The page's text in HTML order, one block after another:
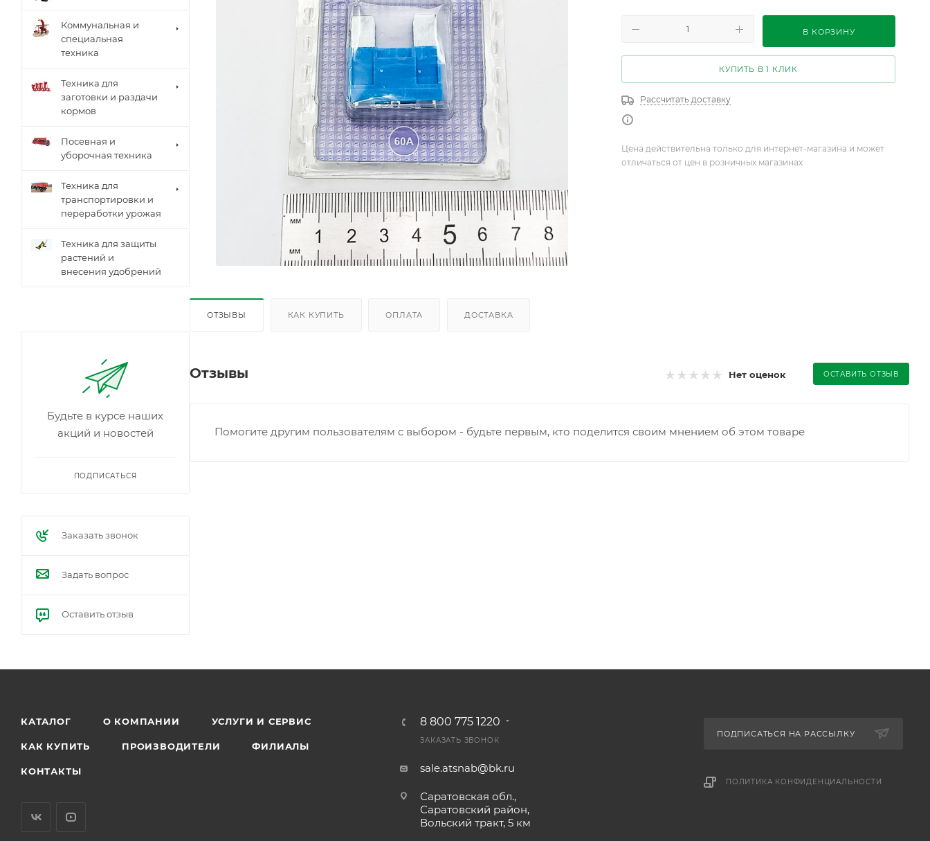
В КОРЗИНУ
КУПИТЬ В 1 КЛИК
Рассчитать доставку
Цена действительна только для интернет-магазина и может
отличаться от цен в розничных магазинах
ОТЗЫВЫ КАК КУПИТЬ ОПЛАТА ДОСТАВКА
Отзывы Нет оценок ОСТАВИТЬ ОТЗЫВ
Помогите другим пользователям с выбором - будьте первым, кто поделится своим мнением об этом товаре
Коммунальная и
специальная
техника
Техника для
заготовки и раздачи
кормов
Посевная и
уборочная техника
Техника для
транспортировки и
переработки урожая
Техника для защиты
растений и
внесения удобрений
Будьте в курсе наших
акций и новостей
ПОДПИСАТЬСЯ
Заказать звонок
Задать вопрос
Оставить отзыв
КАТАЛОГ О КОМПАНИИ УСЛУГИ И СЕРВИС
КАК КУПИТЬ ПРОИЗВОДИТЕЛИ ФИЛИАЛЫ
КОНТАКТЫ
8 800 775 1220
ЗАКАЗАТЬ ЗВОНОК
sale.atsnab@bk.ru
Саратовская обл.,
Саратовский район,
Вольский тракт, 5 км
ПОДПИСАТЬСЯ НА РАССЫЛКУ
ПОЛИТИКА КОНФИДЕНЦИАЛЬНОСТИ